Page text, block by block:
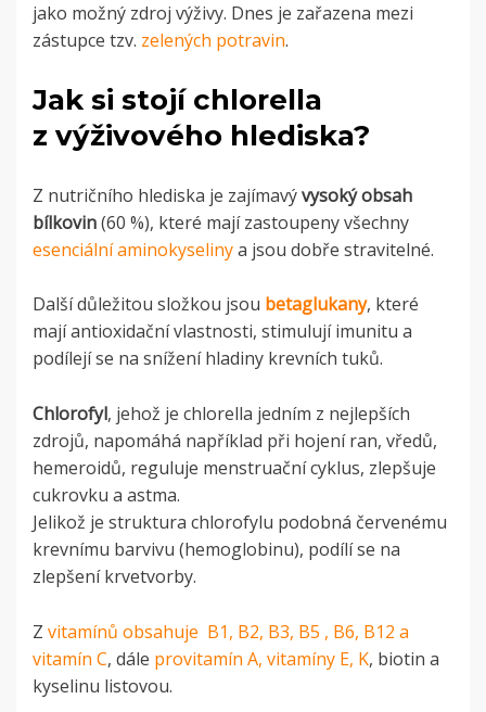
jako možný zdroj výživy. Dnes je zařazena mezi
zástupce tzv. zelených potravin.
Jak si stojí chlorella
z výživového hlediska?
Z nutričního hlediska je zajímavývysoký obsah
bílkovin(60 %), které mají zastoupeny všechny
esenciální aminokyselinya jsou dobře stravitelné.
Další důležitou složkou jsou betaglukany, které
mají antioxidační vlastnosti, stimulují imunitu a
podílejí se na snížení hladiny krevních tuků.
Chlorofyl, jehož je chlorella jedním z nejlepších
zdrojů, napomáhá například při hojení ran, vředů,
hemeroidů, reguluje menstruační cyklus, zlepšuje
cukrovku a astma.
Jelikož je struktura chlorofylu podobná červenému
krevnímu barvivu (hemoglobinu), podílí se na
zlepšení krvetvorby.
Z vitamínů obsahuje B1, B2, B3, B5 , B6, B12 a
vitamín C, dále provitamín A, vitamíny E, K, biotin a
kyselinu listovou.